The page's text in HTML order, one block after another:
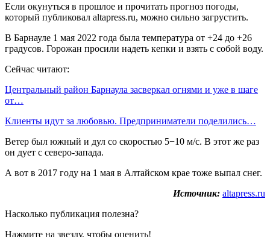
Если окунуться в прошлое и прочитать прогноз погоды,
который публиковал altapress.ru, можно сильно загрустить.
В Барнауле 1 мая 2022 года была температура от +24 до +26
градусов. Горожан просили надеть кепки и взять с собой воду.
Сейчас читают:
Центральный район Барнаула засверкал огнями и уже в шаге
от…
Клиенты идут за любовью. Предприниматели поделились…
Ветер был южный и дул со скоростью 5−10 м/с. В этот же раз
он дует с северо-запада.
А вот в 2017 году на 1 мая в Алтайском крае тоже выпал снег.
Источник: altapress.ru
Насколько публикация полезна?
Нажмите на звезду, чтобы оценить!